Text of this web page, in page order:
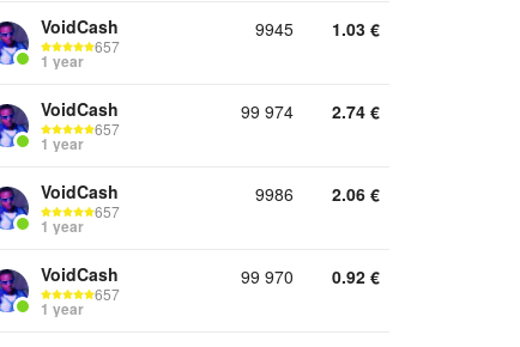
VoidCash
657
1 year
9945 1.03 €
VoidCash
657
1 year
99 974 2.74 €
VoidCash
657
1 year
9986 2.06 €
VoidCash
657
1 year
99 970 0.92 €